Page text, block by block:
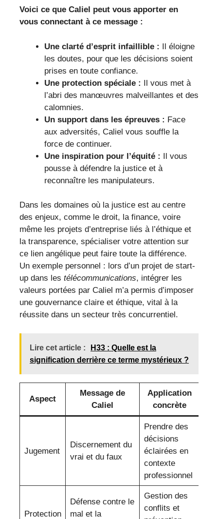
Voici ce que Caliel peut vous apporter en
vous connectant à ce message :
Une clarté d’esprit infaillible : Il éloigne
les doutes, pour que les décisions soient
prises en toute confiance.
Une protection spéciale : Il vous met à
l’abri des manœuvres malveillantes et des
calomnies.
Un support dans les épreuves : Face
aux adversités, Caliel vous souffle la
force de continuer.
Une inspiration pour l’équité : Il vous
pousse à défendre la justice et à
reconnaître les manipulateurs.
Dans les domaines où la justice est au centre
des enjeux, comme le droit, la finance, voire
même les projets d’entreprise liés à l’éthique et
la transparence, spécialiser votre attention sur
ce lien angélique peut faire toute la différence.
Un exemple personnel : lors d’un projet de start-
up dans les télécommunications, intégrer les
valeurs portées par Caliel m’a permis d’imposer
une gouvernance claire et éthique, vital à la
réussite dans un secteur très concurrentiel.
Lire cet article :
H33 : Quelle est la
signification derrière ce terme mystérieux ?
Aspect
Message de
Caliel
Application
concrète
Jugement
Discernement du
vrai et du faux
Prendre des
décisions
éclairées en
contexte
professionnel
Protection
Défense contre le
mal et la
Gestion des
conflits et